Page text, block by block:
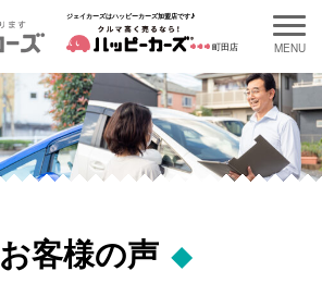
ジェイカーズはハッピーカーズ加盟店です♪
町田店
お客様の声
最新の記事
Recent Entries